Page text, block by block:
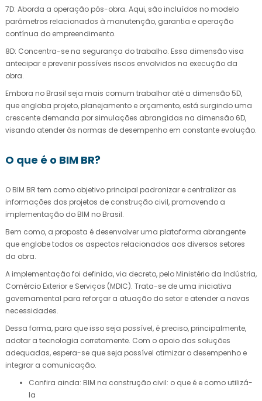
7D: Aborda a operação pós-obra. Aqui, são incluídos no modelo
parâmetros relacionados à manutenção, garantia e operação
contínua do empreendimento.
8D: Concentra-se na segurança do trabalho. Essa dimensão visa
antecipar e prevenir possíveis riscos envolvidos na execução da
obra.
Embora no Brasil seja mais comum trabalhar até a dimensão 5D,
que engloba projeto, planejamento e orçamento, está surgindo uma
crescente demanda por simulações abrangidas na dimensão 6D,
visando atender às normas de desempenho em constante evolução.
O que é o BIM BR?
O BIM BR tem como objetivo principal padronizar e centralizar as
informações dos projetos de construção civil, promovendo a
implementação do BIM no Brasil.
Bem como, a proposta é desenvolver uma plataforma abrangente
que englobe todos os aspectos relacionados aos diversos setores
da obra.
A implementação foi definida, via decreto, pelo Ministério da Indústria,
Comércio Exterior e Serviços (MDIC). Trata-se de uma iniciativa
governamental para reforçar a atuação do setor e atender a novas
necessidades.
Dessa forma, para que isso seja possível, é preciso, principalmente,
adotar a tecnologia corretamente. Com o apoio das soluções
adequadas, espera-se que seja possível otimizar o desempenho e
integrar a comunicação.
Confira ainda: BIM na construção civil: o que é e como utilizá-
la